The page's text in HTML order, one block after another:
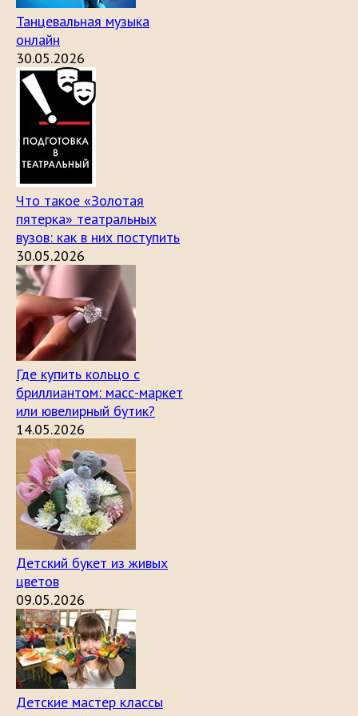
Танцевальная музыка
онлайн
30.05.2026
Что такое «Золотая
пятерка» театральных
вузов: как в них поступить
30.05.2026
Где купить кольцо с
бриллиантом: масс-маркет
или ювелирный бутик?
14.05.2026
Детский букет из живых
цветов
09.05.2026
Детские мастер классы